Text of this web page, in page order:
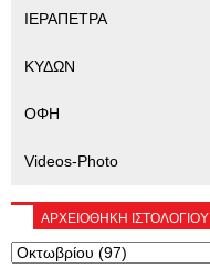
ΙΕΡΑΠΕΤΡΑ
ΚΥΔΩΝ
ΟΦΗ
Videos-Photo
ΑΡΧΕΙΟΘΗΚΗ ΙΣΤΟΛΟΓΙΟΥ